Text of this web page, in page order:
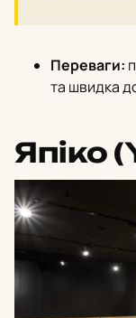
Переваги:
та швидка
Япіко